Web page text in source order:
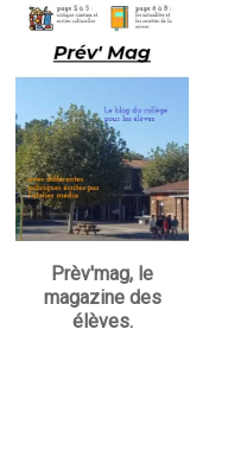
Prèv'mag, le
magazine des
élèves.